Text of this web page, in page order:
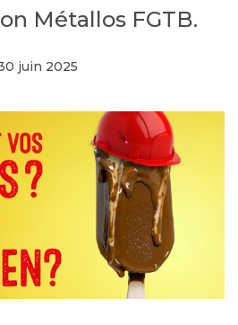
Métallos FGTB.
juin 2025